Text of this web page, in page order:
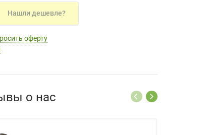
Нашли дешевле?
оферту
о нас